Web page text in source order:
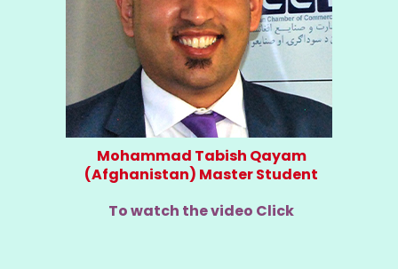
Mohammad Tabish Qayam
(Afghanistan) Master Student
To watch the video Click